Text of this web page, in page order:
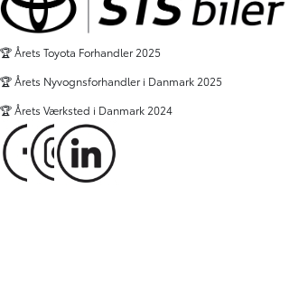
🏆 Årets Toyota Forhandler 2025
🏆 Årets Nyvognsforhandler i Danmark 2025
🏆 Årets Værksted i Danmark 2024